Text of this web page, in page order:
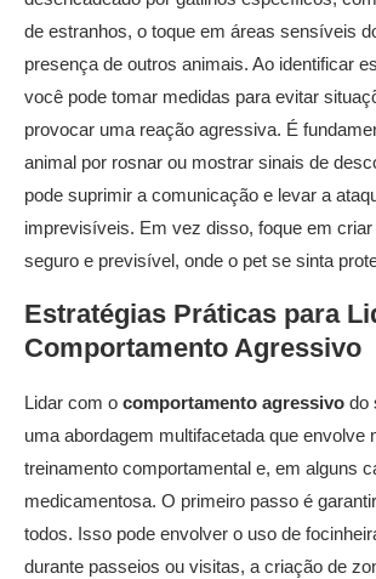
de estranhos, o toque em áreas sensíveis
presença de outros animais. Ao identificar
você pode tomar medidas para evitar
provocar uma reação agressiva. É
animal por rosnar ou mostrar sinais de
pode suprimir a comunicação e levar a
imprevisíveis. Em vez disso, foque em
seguro e previsível, onde o pet se sinta
Estratégias Práticas para
Comportamento Agressivo
Lidar com o comportamento agressivo do
uma abordagem multifacetada que envolve
treinamento comportamental e, em alguns
medicamentosa. O primeiro passo é
todos. Isso pode envolver o uso de
durante passeios ou visitas, a criação de